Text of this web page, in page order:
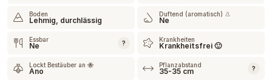
Boden
Lehmig, durchlässig
Duftend (aromatisch) 👃
Ne
Essbar
Ne ? Krankheiten
Krankheitsfrei 🙂
Lockt Bestäuber an 🐝
Ano
Pflanzabstand
35-35 cm ?